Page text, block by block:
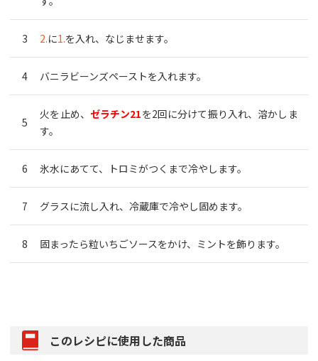
2.に1.を入れ、なじませます。
バニラビーンズペーストを入れます。
火を止め、 ゼラチン21を2回に分けて振り入れ、溶かしま
す。
氷水にあてて、トロミがつくまで冷やします。
グラスに流し入れ、冷蔵庫で冷やし固めます。
固まったら粒いちごソースをかけ、ミントを飾ります。
このレシピに使用した商品